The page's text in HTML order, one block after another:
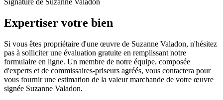
Signature de Suzanne Valadon
Expertiser votre bien
Si vous êtes propriétaire d'une œuvre de Suzanne Valadon, n'hésitez
pas à solliciter une évaluation gratuite en remplissant notre
formulaire en ligne. Un membre de notre équipe, composée
d'experts et de commissaires-priseurs agréés, vous contactera pour
vous fournir une estimation de la valeur marchande de votre œuvre
signée Suzanne Valadon.